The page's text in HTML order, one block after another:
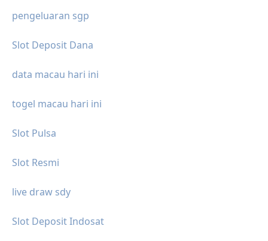
pengeluaran sgp
Slot Deposit Dana
data macau hari ini
togel macau hari ini
Slot Pulsa
Slot Resmi
live draw sdy
Slot Deposit Indosat